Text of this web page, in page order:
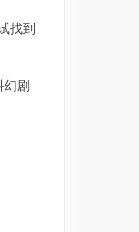
找到
剧